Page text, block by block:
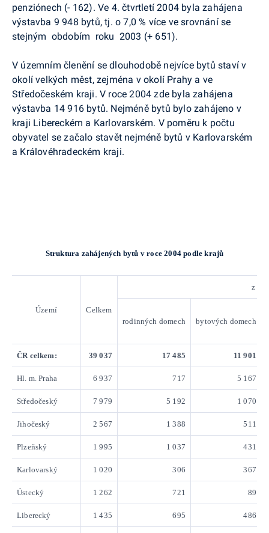
penziónech (- 162). Ve 4. čtvrtletí 2004 byla zahájena
výstavba 9 948 bytů, tj. o 7,0 % více ve srovnání se
stejným obdobím roku 2003 (+ 651).
V územním členění se dlouhodobě nejvíce bytů staví v
okolí velkých měst, zejména v okolí Prahy a ve
Středočeském kraji. V roce 2004 zde byla zahájena
výstavba 14 916 bytů. Nejméně bytů bylo zahájeno v
kraji Libereckém a Karlovarském. V poměru k počtu
obyvatel se začalo stavět nejméně bytů v Karlovarském
a Královéhradeckém kraji.
Struktura zahájených bytů v roce 2004 podle krajů
Území Celkem
z
rodinných domech bytových domech
ČR celkem: 39 037 17 485 11 901
Hl. m. Praha 6 937 717 5 167
Středočeský 7 979 5 192 1 070
Jihočeský 2 567 1 388 511
Plzeňský 1 995 1 037 431
Karlovarský 1 020 306 367
Ústecký 1 262 721 89
Liberecký 1 435 695 486